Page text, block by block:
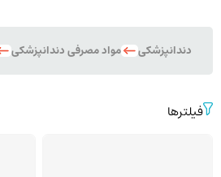
دندانپزشکی مواد مصرفی دندانپزشکی
فیلترها